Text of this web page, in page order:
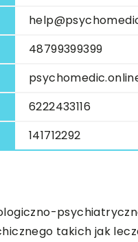
48799399399
6222433116
141712292
takich jak